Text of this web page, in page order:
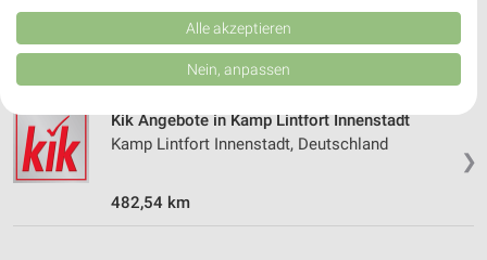
❯
490,58 km
❯
Kik Angebote in Kamp Lintfort Innenstadt
Kamp Lintfort Innenstadt, Deutschland
482,54 km
Kombinationen von Daten aus verschiedenen Quellen. Entwicklung und
Verbesserung der Angebote. Verwendung reduzierter Daten zur Auswahl
von Inhalten.
Daten können außerhalb der Europäischen Union weitergegeben und in die
Website/App.
Partnerliste anzeigen (1 IAB-Anbieter)
Wir nutzen Ihre Daten für folgende Zwecke:
IAB-Verarbeitungszwecke:
Alle akzeptieren
Nein, anpassen